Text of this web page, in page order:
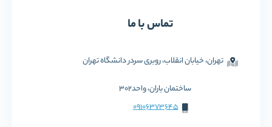
تماس با ما
تهران، خیابان انقلاب، روبری سردر دانشگاه تهران
ساختمان باران، واحد302
09106373645